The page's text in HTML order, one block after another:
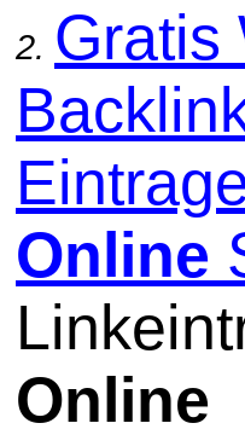
2. Gratis
Online
Online